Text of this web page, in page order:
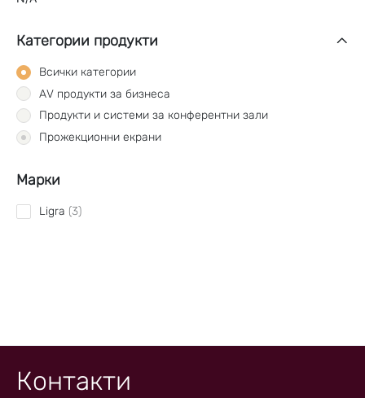
Категории продукти
Всички категории
AV продукти за бизнеса
Продукти и системи за конферентни зали
Прожекционни екрани
Марки
Ligra 3
Контакти